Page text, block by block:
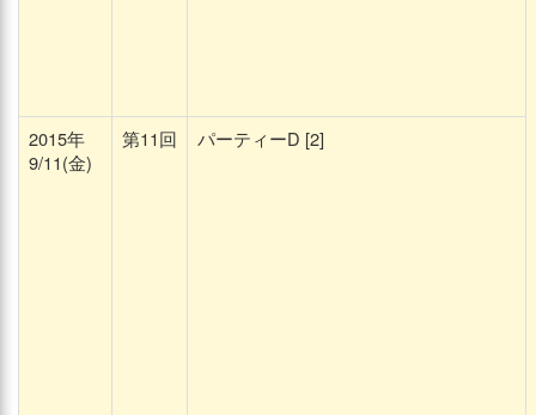
2015年
9/11(金)
第11回 パーティーD [2]